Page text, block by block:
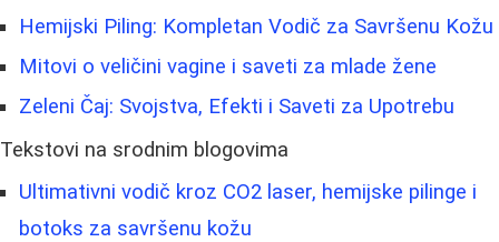
Hemijski Piling: Kompletan Vodič za Savršenu Kožu
Mitovi o veličini vagine i saveti za mlade žene
Zeleni Čaj: Svojstva, Efekti i Saveti za Upotrebu
Tekstovi na srodnim blogovima
Ultimativni vodič kroz CO2 laser, hemijske pilinge i
botoks za savršenu kožu